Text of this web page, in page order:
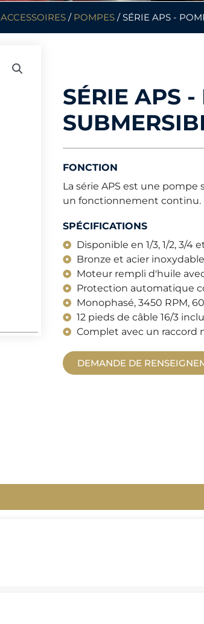
ACCESSOIRES/ POMPES/ SÉRIE APS -
SÉRIE APS
FONCTION
La série APS est une
un fonctionnement continu.
SPÉCIFICATIONS
Disponible en 1/3, 1/2, 3/4
Bronze et acier inoxydable
Moteur rempli d'huile
Protection automatique
Monophasé, 3450 RPM,
12 pieds de câble 16/3
Complet avec un raccord
DEMANDE DE